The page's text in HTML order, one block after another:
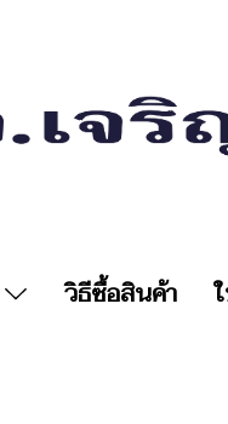
วิธีซื้อสินค้า